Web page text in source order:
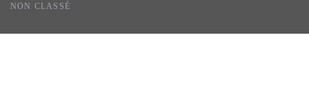
NON CLASSÉ